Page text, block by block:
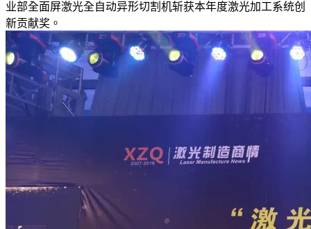
业部全面屏激光全自动异形切割机斩获本年度激光加工系统创
新贡献奖。